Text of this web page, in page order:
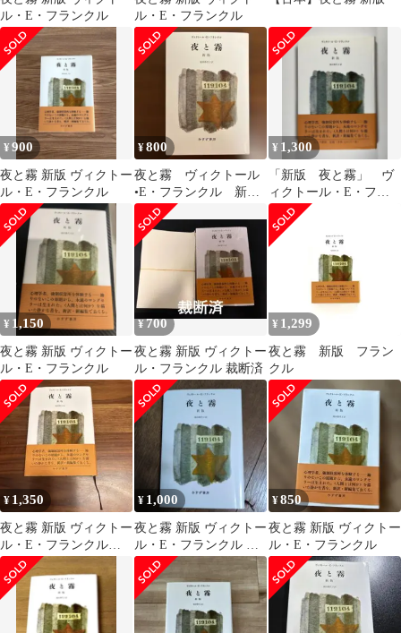
ル・E・フランクル
ル・E・フランクル
¥900
夜と霧 新版 ヴィクトー
ル・E・フランクル
¥800
夜と霧 ヴィクトール
•E・フランクル 新
版 池田香代子訳
¥ 1,300
「新版 夜と霧」 ヴ
ィクトール・E・フラ
ンクル
¥ 1,150
夜と霧 新版 ヴィクトー
ル・E・フランクル
¥700
夜と霧 新版 ヴィクトー
ル・フランクル 裁断済
¥ 1,299
夜と霧 新版 フラン
クル
¥ 1,350
夜と霧 新版 ヴィクトー
ル・E・フランクル
池田香代子訳
¥ 1,000
夜と霧 新版 ヴィクトー
ル・E・フランクル み
すず書房
¥850
夜と霧 新版 ヴィクトー
ル・E・フランクル